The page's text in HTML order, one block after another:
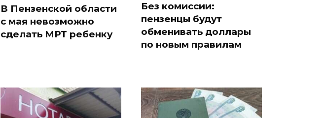
В Пензенской области
с мая невозможно
сделать МРТ ребенку
Без комиссии:
пензенцы будут
обменивать доллары
по новым правилам